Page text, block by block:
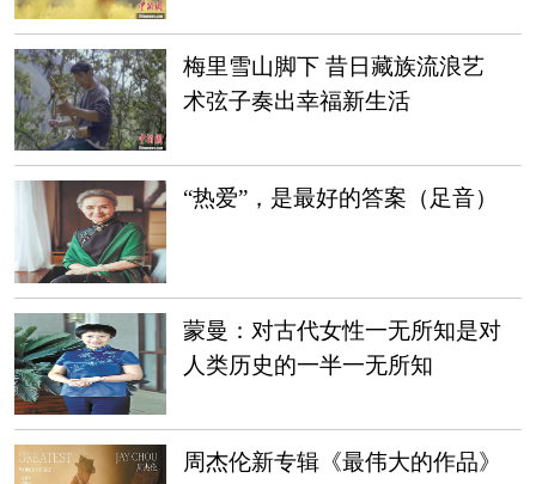
梅里雪山脚下 昔日藏族流浪艺
术弦子奏出幸福新生活
“热爱”，是最好的答案（足音）
蒙曼：对古代女性一无所知是对
人类历史的一半一无所知
周杰伦新专辑《最伟大的作品》